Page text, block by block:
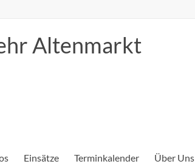
Altenmarkt
Einsätze Terminkalender Über Uns